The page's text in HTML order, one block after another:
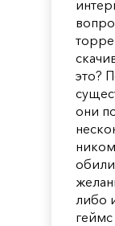
это?
они
либо